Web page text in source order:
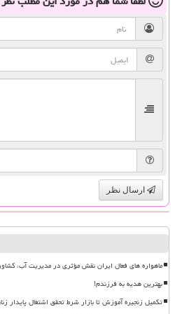
ارسال نظر
ماهواره های فعال ایران نقش مؤثری در مدیریت آب،
بهترین هدیه به فرزندم!
تکمیل زنجیره آموزش تا بازار شرط تحقق اشتغال پایدار